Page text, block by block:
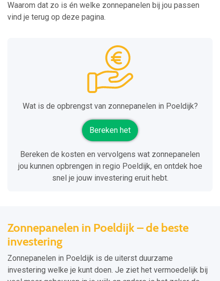
Waarom dat zo is én welke zonnepanelen bij jou passen
vind je terug op deze pagina.
Wat is de opbrengst van zonnepanelen in Poeldijk?
Bereken het
Bereken de kosten en vervolgens wat zonnepanelen
jou kunnen opbrengen in regio Poeldijk, en ontdek hoe
snel je jouw investering eruit hebt.
Zonnepanelen in Poeldijk – de beste
investering
Zonnepanelen in Poeldijk is de uiterst duurzame
investering welke je kunt doen. Je ziet het vermoedelijk bij